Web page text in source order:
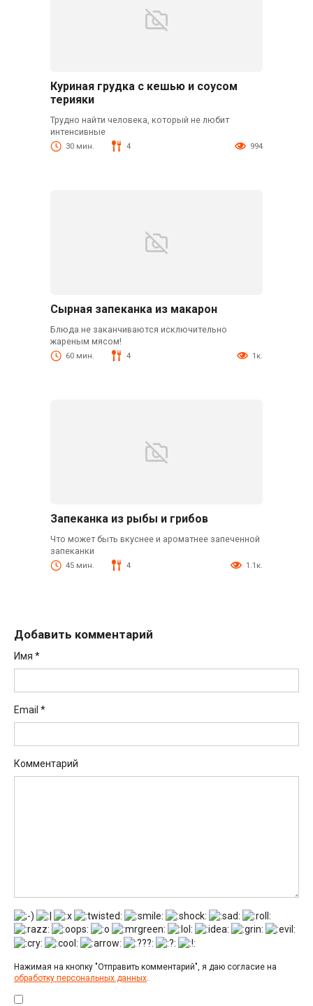
Куриная грудка с кешью и соусом
терияки
Трудно найти человека, который не любит
интенсивные
30 мин. 4 994
Сырная запеканка из макарон
Блюда не заканчиваются исключительно
жареным мясом!
60 мин. 4 1к.
Запеканка из рыбы и грибов
Что может быть вкуснее и ароматнее запеченной
запеканки
45 мин. 4 1.1к.
Добавить комментарий
Имя *
Email *
Комментарий
Нажимая на кнопку "Отправить комментарий", я даю согласие на
обработку персональных данных.